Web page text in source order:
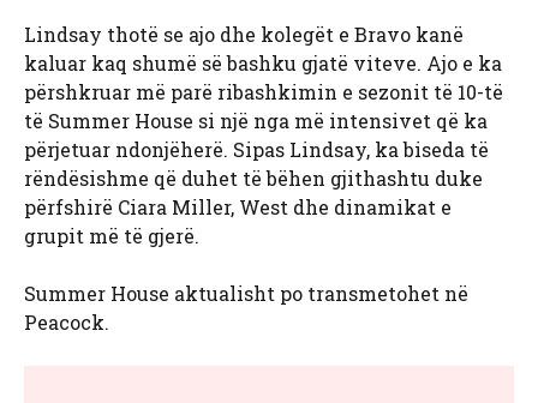
Lindsay thotë se ajo dhe kolegët e Bravo kanë
kaluar kaq shumë së bashku gjatë viteve. Ajo e ka
përshkruar më parë ribashkimin e sezonit të 10-të
të Summer House si një nga më intensivet që ka
përjetuar ndonjëherë. Sipas Lindsay, ka biseda të
rëndësishme që duhet të bëhen gjithashtu duke
përfshirë Ciara Miller, West dhe dinamikat e
grupit më të gjerë.
Summer House aktualisht po transmetohet në
Peacock.